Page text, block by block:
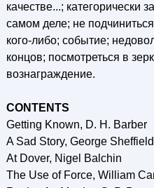
качестве...; категорически
самом деле; не
кого-либо; событие;
концов; посмотреться в
вознаграждение.
CONTENTS
Getting Known, D. H. Barber
A Sad Story, George Sheffield
At Dover, Nigel Balchin
The Use of Force, William